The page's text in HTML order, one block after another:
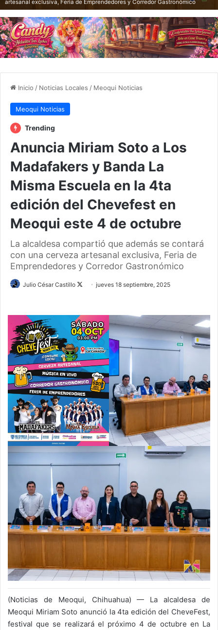
artesanal exclusiva, Feria de Emprendedores y Corredor Gastronómico
Inicio / Noticias Locales / Meoqui Noticias
Meoqui Noticias
Trending
Anuncia Miriam Soto a Los
Madafakers y Banda La
Misma Escuela en la 4ta
edición del Chevefest en
Meoqui este 4 de octubre
La alcaldesa compartió que además se contará
con una cerveza artesanal exclusiva, Feria de
Emprendedores y Corredor Gastronómico
Julio César Castillo
Followjueves 18 septiembre, 2025
(Noticias de Meoqui, Chihuahua) — La alcaldesa de
Meoqui Miriam Soto anunció la 4ta edición del CheveFest,
festival que se realizará el próximo 4 de octubre en La